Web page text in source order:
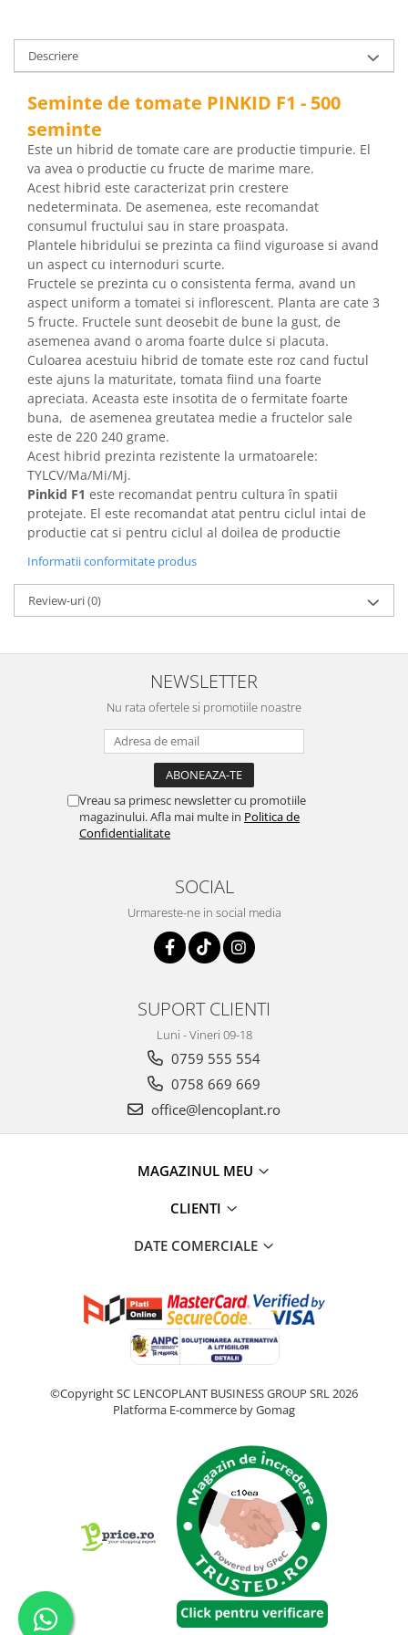
Prese Hidraulice
Prese de rulmenti hidraulice
Prese de indoit tevi hidraulice
Echipamente electrice
Benzi izolatoare
Role Prelungitoare
Polizoare unghiulare
Echipamente auto
Unelte de mana
Scule pneumatice
Podele hidraulice & Presa de banc
& Truse reparatii caroserie
Cabluri si incarcatoare acumulator
Echipamente de ridicat
Chinga ancorare
Depozitare si organizare
Freza de zapada
Echipamente de curatenie
Descriere
Seminte de tomate PINKID F1 - 500
seminte
Este un hibrid de tomate care are productie timpurie. El
va avea o productie cu fructe de marime mare.
Acest hibrid este caracterizat prin crestere
nedeterminata. De asemenea, este recomandat
consumul fructului sau in stare proaspata.
Plantele hibridului se prezinta ca fiind viguroase si avand
un aspect cu internoduri scurte.
Fructele se prezinta cu o consistenta ferma, avand un
aspect uniform a tomatei si inflorescent. Planta are cate 3
5 fructe. Fructele sunt deosebit de bune la gust, de
asemenea avand o aroma foarte dulce si placuta.
Culoarea acestuiu hibrid de tomate este roz cand fuctul
este ajuns la maturitate, tomata fiind una foarte
apreciata. Aceasta este insotita de o fermitate foarte
buna, de asemenea greutatea medie a fructelor sale
este de 220 240 grame.
Acest hibrid prezinta rezistente la urmatoarele:
TYLCV/Ma/Mi/Mj.
Pinkid F1 este recomandat pentru cultura în spatii
protejate. El este recomandat atat pentru ciclul intai de
productie cat si pentru ciclul al doilea de productie
Informatii conformitate produs
Review-uri(0)
NEWSLETTER
Nu rata ofertele si promotiile noastre
Vreau sa primesc newsletter cu promotiile
magazinului. Afla mai multe in Politica de
Confidentialitate
SOCIAL
Urmareste-ne in social media
SUPORT CLIENTI
Luni - Vineri 09-18
0759 555 554
0758 669 669
office@lencoplant.ro
MAGAZINUL MEU
CLIENTI
DATE COMERCIALE
©Copyright SC LENCOPLANT BUSINESS GROUP SRL 2026
Platforma E-commerce by Gomag